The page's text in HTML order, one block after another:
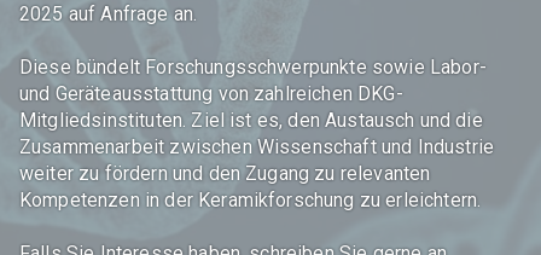
Arbeitskreis Kohlenstoff
Expertenkreis Keramikspritzguss
Szene Dekarbonisierung in der DKG
2025 auf Anfrage an.
Diese bündelt Forschungsschwerpunkte sowie Labor-
und Geräteausstattung von zahlreichen DKG-
Mitgliedsinstituten. Ziel ist es, den Austausch und die
Zusammenarbeit zwischen Wissenschaft und Industrie
weiter zu fördern und den Zugang zu relevanten
Kompetenzen in der Keramikforschung zu erleichtern.